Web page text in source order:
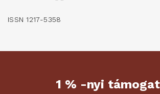
ISSN 1217-5358
1 % -nyi